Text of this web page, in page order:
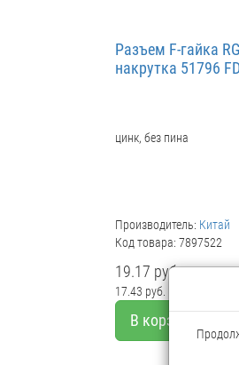
Разъем F-гайка
накрутка 51796
цинк, без пина
Производитель: Китай
Код товара: 7897522
19.17 руб.
17.43 руб.
В корзину